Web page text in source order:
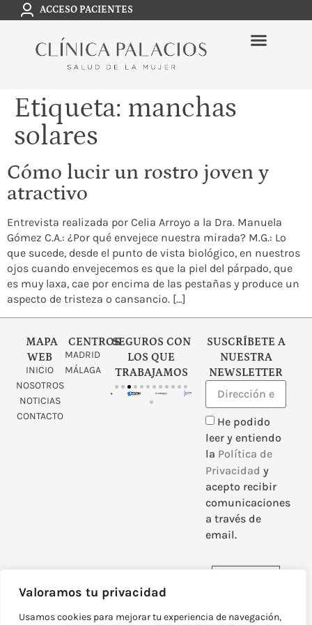
Valoramos tu privacidad
Usamos cookies para mejorar tu experiencia de navegación,
ACCESO PACIENTES
Etiqueta: manchas
solares
Cómo lucir un rostro joven y
atractivo
Entrevista realizada por Celia Arroyo a la Dra. Manuela
Gómez C.A.: ¿Por qué envejece nuestra mirada? M.G.: Lo
que sucede, desde el punto de vista biológico, en nuestros
ojos cuando envejecemos es que la piel del párpado, que
es muy laxa, cae por encima de las pestañas y produce un
aspecto de tristeza o cansancio. […]
MAPA
WEB
INICIO
NOSOTROS
NOTICIAS
CONTACTO
CENTROS
MADRID
MÁLAGA
SEGUROS CON
LOS QUE
TRABAJAMOS
SUSCRÍBETE A
NUESTRA
NEWSLETTER
He podido
leer y entiendo
la Política de
Privacidad y
acepto recibir
comunicaciones
a través de
email.